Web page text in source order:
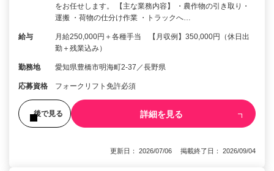
をお任せします。 【主な業務内容】 ・農作物の引き取り・
運搬 ・荷物の仕分け作業 ・トラックへ…
給与
月給250,000円＋各種手当 【月収例】350,000円（休日出
勤＋残業込み）
勤務地 愛知県豊橋市明海町2-37／長野県
応募資格 フォークリフト免許必須
後で見る 詳細を見る
更新日： 2026/07/06 掲載終了日： 2026/09/04